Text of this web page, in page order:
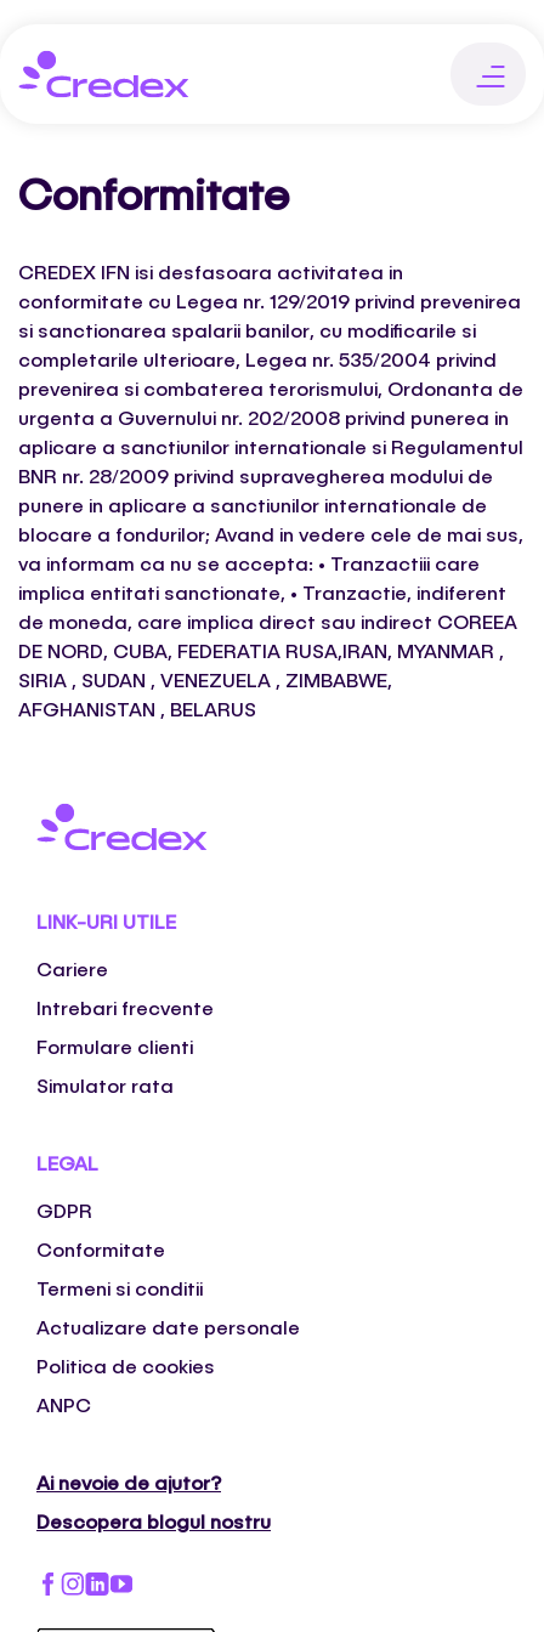
Conformitate
CREDEX IFN isi desfasoara activitatea in
conformitate cu Legea nr. 129/2019 privind prevenirea
si sanctionarea spalarii banilor, cu modificarile si
completarile ulterioare, Legea nr. 535/2004 privind
prevenirea si combaterea terorismului, Ordonanta de
urgenta a Guvernului nr. 202/2008 privind punerea in
aplicare a sanctiunilor internationale si Regulamentul
BNR nr. 28/2009 privind supravegherea modului de
punere in aplicare a sanctiunilor internationale de
blocare a fondurilor; Avand in vedere cele de mai sus,
va informam ca nu se accepta: • Tranzactiii care
implica entitati sanctionate, • Tranzactie, indiferent
de moneda, care implica direct sau indirect COREEA
DE NORD, CUBA, FEDERATIA RUSA,IRAN, MYANMAR ,
SIRIA , SUDAN , VENEZUELA , ZIMBABWE,
AFGHANISTAN , BELARUS
LINK-URI UTILE
Cariere
Intrebari frecvente
Formulare clienti
Simulator rata
LEGAL
GDPR
Conformitate
Termeni si conditii
Actualizare date personale
Politica de cookies
ANPC
Ai nevoie de ajutor?
Descopera blogul nostru